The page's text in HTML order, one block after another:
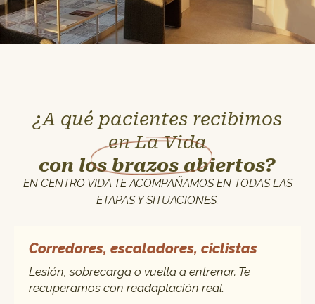
¿A qué pacientes recibimos
en La Vida
con los brazos abiertos?
EN CENTRO VIDA TE ACOMPAÑAMOS EN TODAS LAS
ETAPAS Y SITUACIONES.
Corredores, escaladores, ciclistas
Lesión, sobrecarga o vuelta a entrenar. Te
recuperamos con readaptación real.